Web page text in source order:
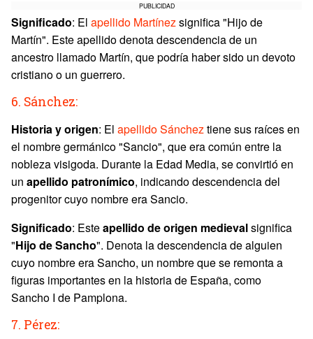
PUBLICIDAD
Significado: El apellido Martínezsignifica "Hijo de
Martín". Este apellido denota descendencia de un
ancestro llamado Martín, que podría haber sido un devoto
cristiano o un guerrero.
6. Sánchez:
Historia y origen: El apellido Sáncheztiene sus raíces en
el nombre germánico "Sancio", que era común entre la
nobleza visigoda. Durante la Edad Media, se convirtió en
un apellido patronímico, indicando descendencia del
progenitor cuyo nombre era Sancio.
Significado: Esteapellido de origen medievalsignifica
"Hijo de Sancho". Denota la descendencia de alguien
cuyo nombre era Sancho, un nombre que se remonta a
figuras importantes en la historia de España, como
Sancho I de Pamplona.
7. Pérez: